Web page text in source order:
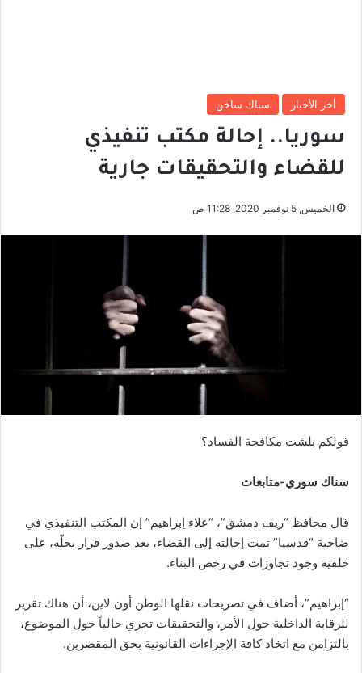
أخر الأخبار سناك ساخن
سوريا.. إحالة مكتب تنفيذي
للقضاء والتحقيقات جارية
الخميس, 5 نوفمبر 2020, 11:28 ص
قولكم بلشت مكافحة الفساد؟
سناك سوري-متابعات
قال محافظ “ريف دمشق”، “علاء إبراهيم” إن المكتب التنفيذي في
ضاحية “قدسيا” تمت إحالته إلى القضاء، بعد صدور قرار بحلّه، على
خلفية وجود تجاوزات في رخص البناء.
“إبراهيم”، أضاف في تصريحات نقلها الوطن أون لاين، أن هناك تقرير
للرقابة الداخلية حول الأمر، والتحقيقات تجري حالياً حول الموضوع،
بالتزامن مع اتخاذ كافة الإجراءات القانونية بحق المقصرين.